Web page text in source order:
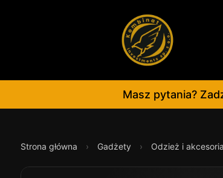
Masz pytania?
Strona główna › Gadżety › Odzież i akcesoria